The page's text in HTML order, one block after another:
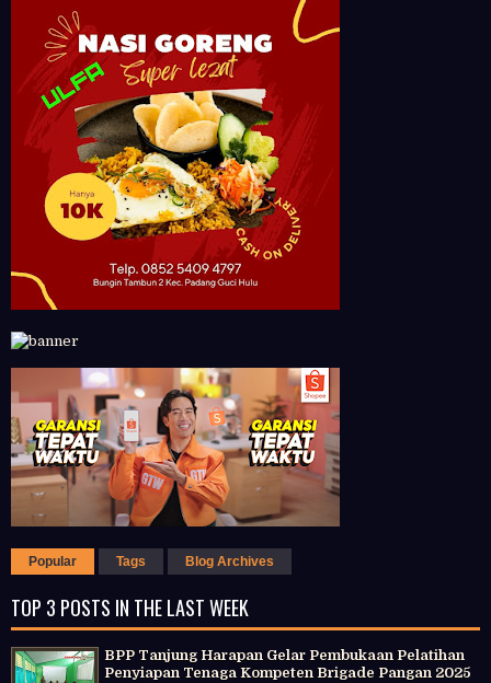
Popular Tags Blog Archives
TOP 3 POSTS IN THE LAST WEEK
BPP Tanjung Harapan Gelar Pembukaan Pelatihan
Penyiapan Tenaga Kompeten Brigade Pangan 2025